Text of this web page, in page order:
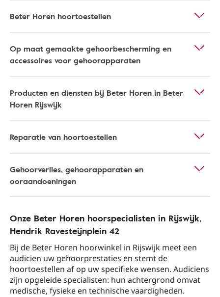
Beter Horen hoortoestellen
Op maat gemaakte gehoorbescherming en
accessoires voor gehoorapparaten
Producten en diensten bij Beter Horen in Beter
Horen Rijswijk
Reparatie van hoortoestellen
Gehoorverlies, gehoorapparaten en
ooraandoeningen
Onze Beter Horen hoorspecialisten in Rijswijk​,
Hendrik Ravesteijnplein 42​
Bij de Beter Horen hoorwinkel in Rijswijk​ meet een
audicien uw gehoorprestaties en stemt de
hoortoestellen af op uw specifieke wensen. Audiciens
zijn opgeleide specialisten: hun achtergrond omvat
medische, fysieke en technische vaardigheden.